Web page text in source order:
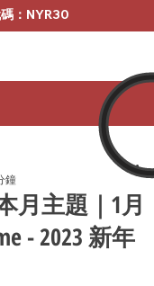
：NYR30
月主題｜1月
- 2023 新年
鐘